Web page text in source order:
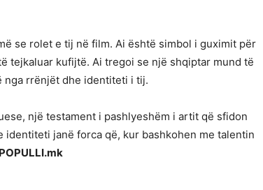
se rolet e tij në film. Ai është simbol i guximit për
tejkaluar kufijtë. Ai tregoi se një shqiptar mund të
nga rrënjët dhe identiteti i tij.
një testament i pashlyeshëm i artit që sfidon
janë forca që, kur bashkohen me talentin